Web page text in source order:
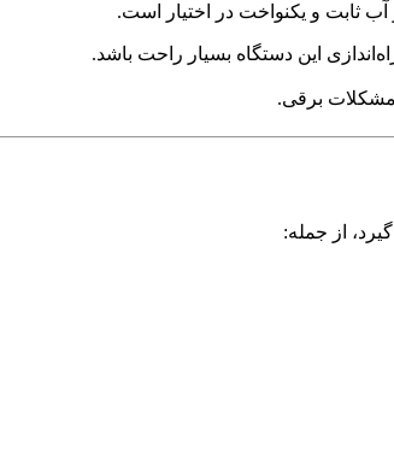
ثابت و یکنواخت در اختیار است.
این دستگاه بسیار راحت باشد.
مشکلات برقی.
از جمله: